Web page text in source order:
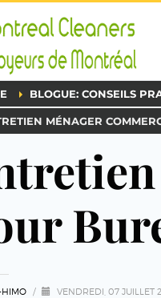
BLOGUE: CONSEILS
MÉNAGER
HIMO / VENDREDI, 07 JUILLET